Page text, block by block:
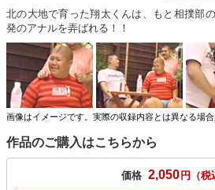
北の大地で育った翔太くんは、もと相撲部
発のアナルを弄ばれる！！
画像はイメージです。実際の収録内容とは異なる場合
作品のご購入はこちらから
価格 2,050円